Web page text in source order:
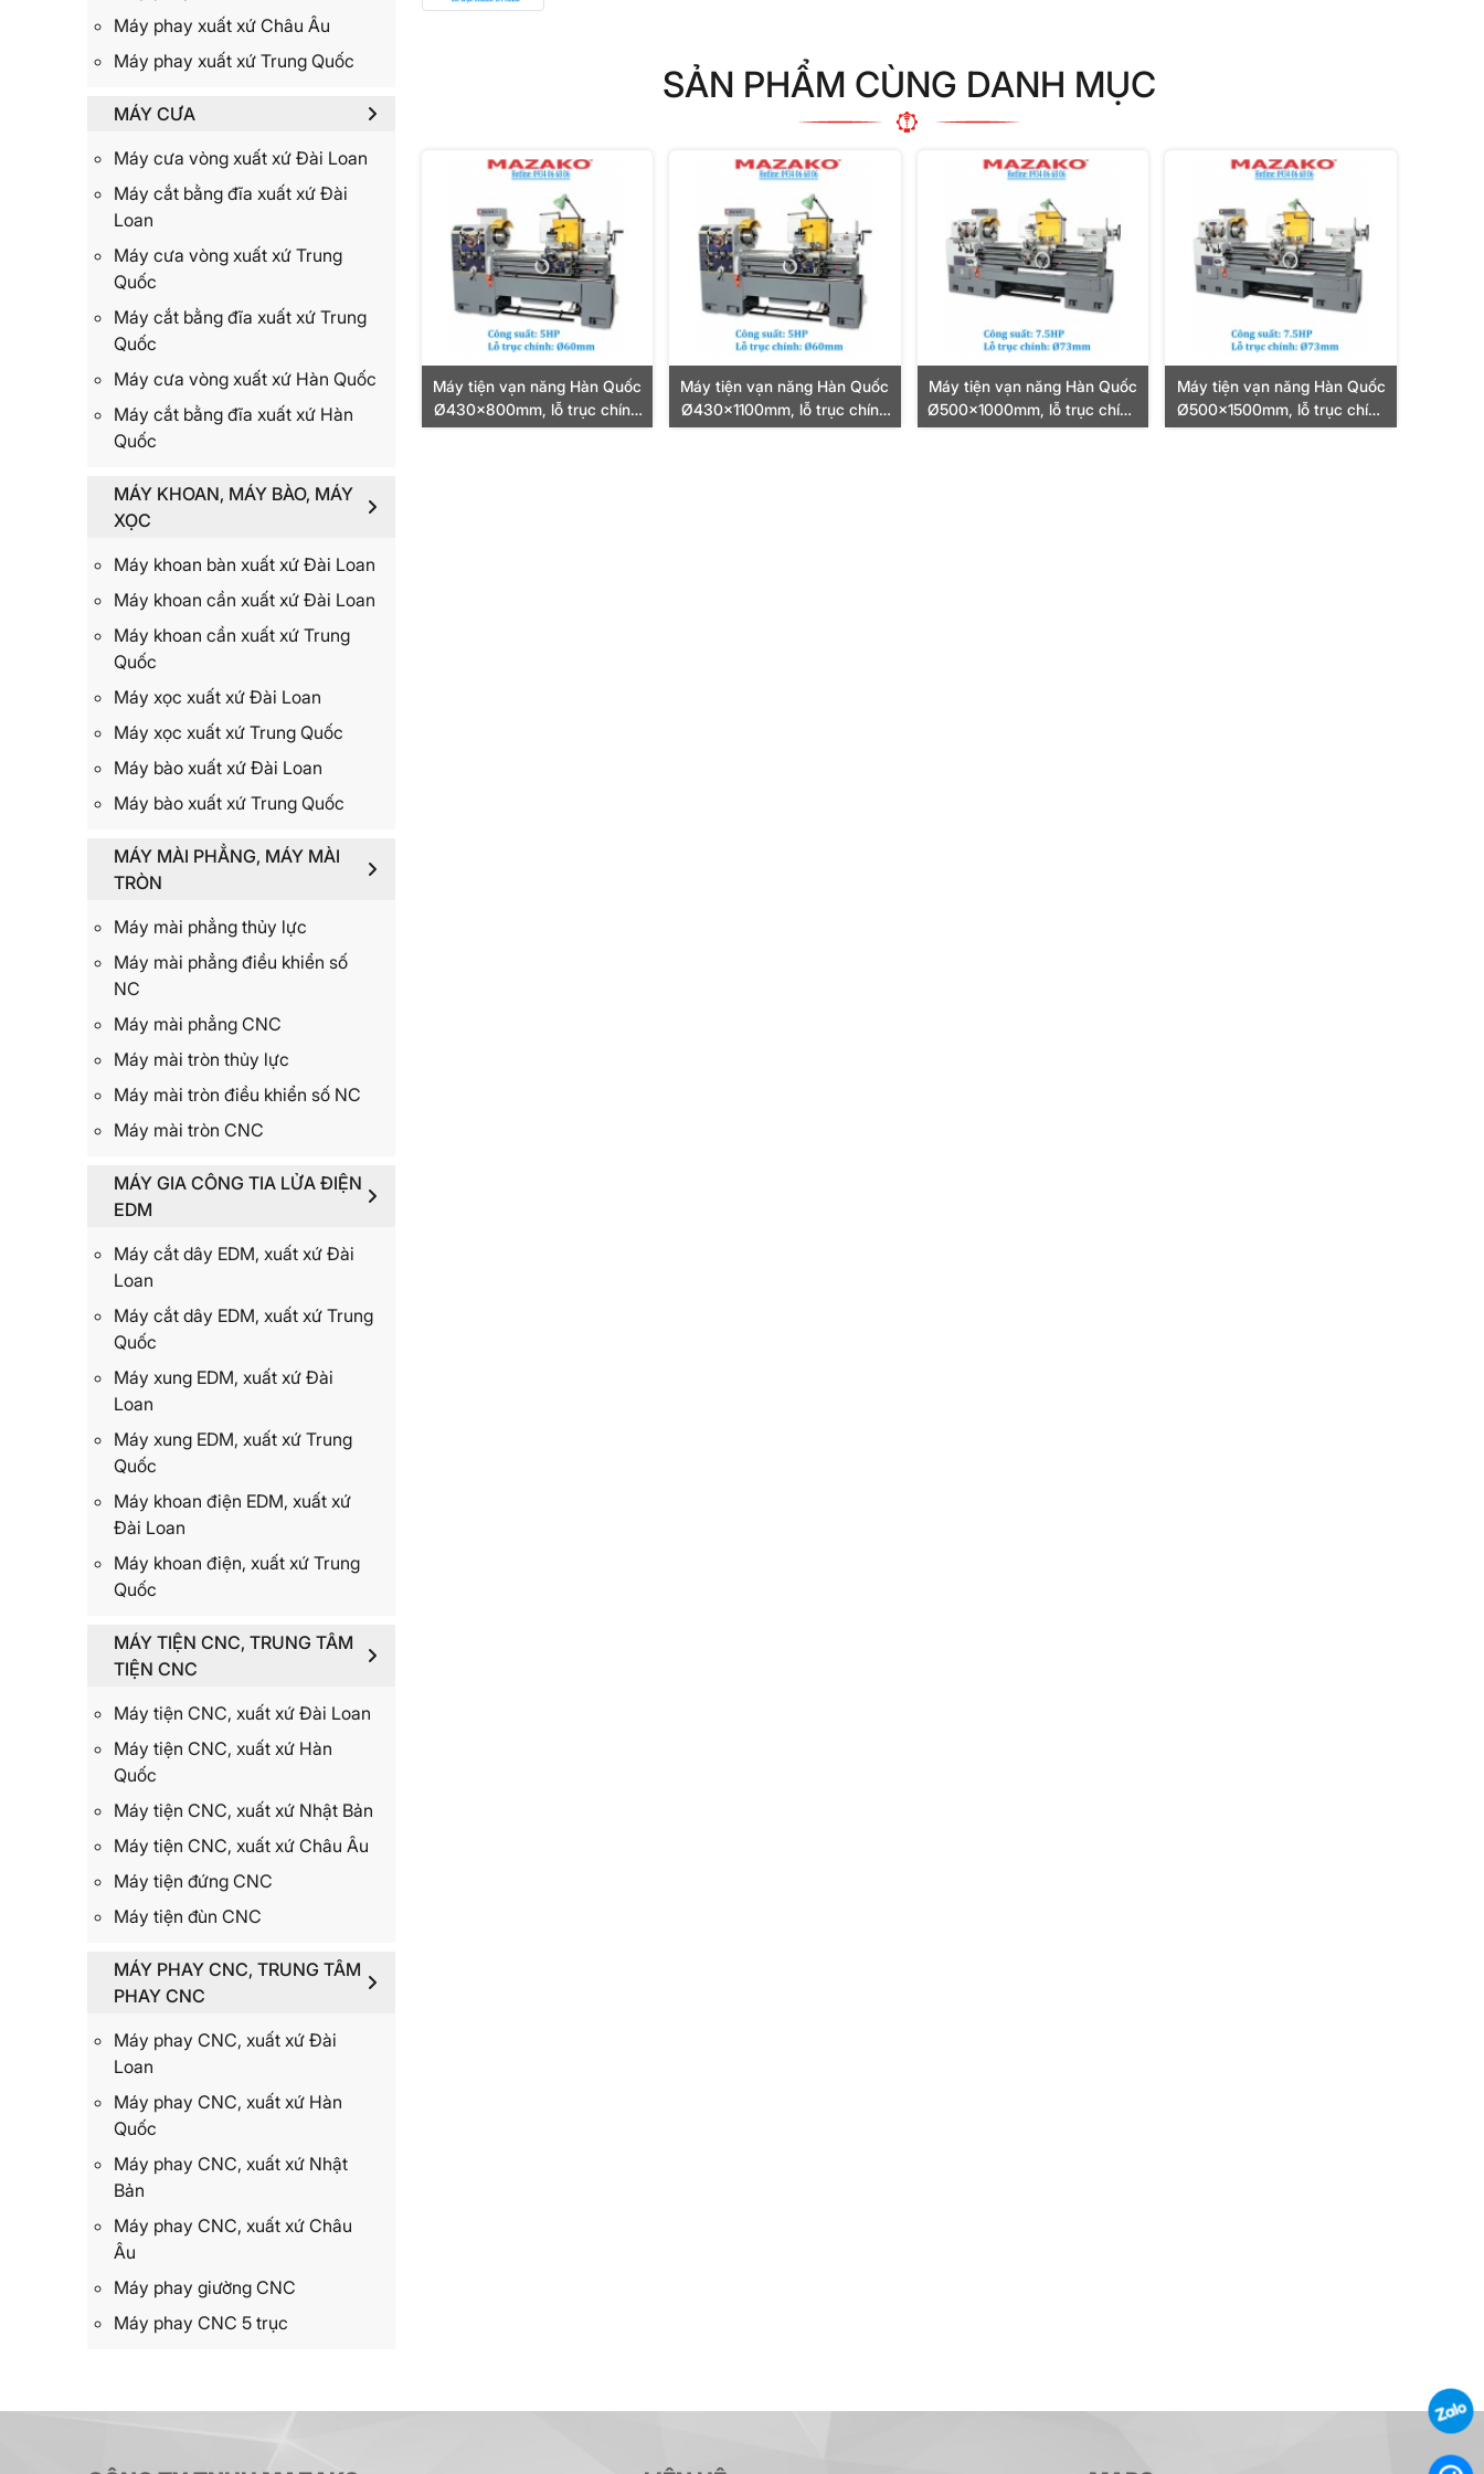
Máy phay xuất xứ Châu Âu
Máy phay xuất xứ Trung Quốc
MÁY CƯA
Máy cưa vòng xuất xứ Đài Loan
Máy cắt bằng đĩa xuất xứ Đài
Loan
Máy cưa vòng xuất xứ Trung
Quốc
Máy cắt bằng đĩa xuất xứ Trung
Quốc
Máy cưa vòng xuất xứ Hàn Quốc
Máy cắt bằng đĩa xuất xứ Hàn
Quốc
MÁY KHOAN, MÁY BÀO, MÁY
XỌC
Máy khoan bàn xuất xứ Đài Loan
Máy khoan cần xuất xứ Đài Loan
Máy khoan cần xuất xứ Trung
Quốc
Máy xọc xuất xứ Đài Loan
Máy xọc xuất xứ Trung Quốc
Máy bào xuất xứ Đài Loan
Máy bào xuất xứ Trung Quốc
MÁY MÀI PHẲNG, MÁY MÀI
TRÒN
Máy mài phẳng thủy lực
Máy mài phẳng điều khiển số
NC
Máy mài phẳng CNC
Máy mài tròn thủy lực
Máy mài tròn điều khiển số NC
Máy mài tròn CNC
MÁY GIA CÔNG TIA LỬA ĐIỆN
EDM
Máy cắt dây EDM, xuất xứ Đài
Loan
Máy cắt dây EDM, xuất xứ Trung
Quốc
Máy xung EDM, xuất xứ Đài
Loan
Máy xung EDM, xuất xứ Trung
Quốc
Máy khoan điện EDM, xuất xứ
Đài Loan
Máy khoan điện, xuất xứ Trung
Quốc
MÁY TIỆN CNC, TRUNG TÂM
TIỆN CNC
Máy tiện CNC, xuất xứ Đài Loan
Máy tiện CNC, xuất xứ Hàn
Quốc
Máy tiện CNC, xuất xứ Nhật Bản
Máy tiện CNC, xuất xứ Châu Âu
Máy tiện đứng CNC
Máy tiện đùn CNC
MÁY PHAY CNC, TRUNG TÂM
PHAY CNC
Máy phay CNC, xuất xứ Đài
Loan
Máy phay CNC, xuất xứ Hàn
Quốc
Máy phay CNC, xuất xứ Nhật
Bản
Máy phay CNC, xuất xứ Châu
Âu
Máy phay giường CNC
Máy phay CNC 5 trục
SẢN PHẨM CÙNG DANH MỤC
Máy tiện vạn năng Hàn Quốc
Ø430x800mm, lỗ trục chính
Ø60mm, công suất motor
Máy tiện vạn năng Hàn Quốc
Ø430x1100mm, lỗ trục chính
Ø60mm, công suất motor
Máy tiện vạn năng Hàn Quốc
Ø500x1000mm, lỗ trục chính
Ø73mm, công suất motor
Máy tiện vạn năng Hàn Quốc
Ø500x1500mm, lỗ trục chính
Ø73mm, công suất motor